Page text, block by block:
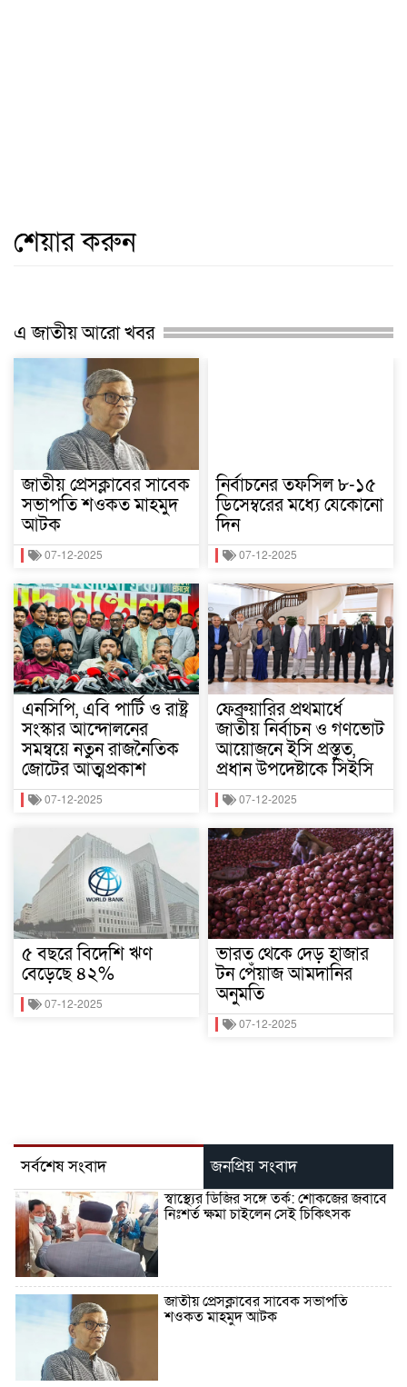
শেয়ার করুন
এ জাতীয় আরো খবর
জাতীয় প্রেসক্লাবের সাবেক
সভাপতি শওকত মাহমুদ
আটক
07-12-2025
এনসিপি, এবি পার্টি ও রাষ্ট্র
সংস্কার আন্দোলনের
সমন্বয়ে নতুন রাজনৈতিক
জোটের আত্মপ্রকাশ
07-12-2025
৫ বছরে বিদেশি ঋণ
বেড়েছে ৪২%
07-12-2025
নির্বাচনের তফসিল ৮-১৫
ডিসেম্বরের মধ্যে যেকোনো
দিন
07-12-2025
ফেব্রুয়ারির প্রথমার্ধে
জাতীয় নির্বাচন ও গণভোট
আয়োজনে ইসি প্রস্তুত,
প্রধান উপদেষ্টাকে সিইসি
07-12-2025
ভারত থেকে দেড় হাজার
টন পেঁয়াজ আমদানির
অনুমতি
07-12-2025
সর্বশেষ সংবাদ জনপ্রিয় সংবাদ
স্বাস্থ্যের ডিজির সঙ্গে তর্ক: শোকজের জবাবে
নিঃশর্ত ক্ষমা চাইলেন সেই চিকিৎসক
জাতীয় প্রেসক্লাবের সাবেক সভাপতি
শওকত মাহমুদ আটক